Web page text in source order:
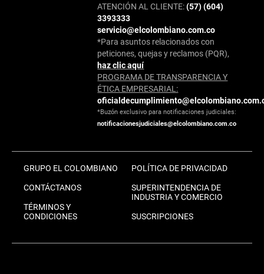
ATENCIÓN AL CLIENTE:(57) (604)
3393333
servicio@elcolombiano.com.co
*Para asuntos relacionados con
peticiones, quejas y reclamos (PQR),
haz clic aquí
PROGRAMA DE TRANSPARENCIA Y
ÉTICA EMPRESARIAL:
*Buzón exclusivo para notificaciones judiciales:
notificacionesjudiciales@elcolombiano.com.co
GRUPO EL COLOMBIANO
CONTÁCTANOS
TÉRMINOS Y
CONDICIONES
POLÍTICA DE PRIVACIDAD
SUPERINTENDENCIA DE
INDUSTRIA Y COMERCIO
SUSCRIPCIONES